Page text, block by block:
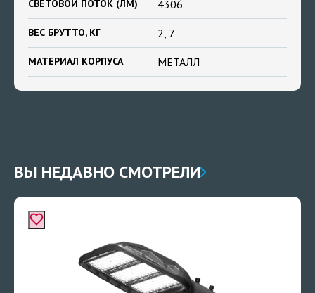
СВЕТОВОЙ ПОТОК (ЛМ) 4306
ВЕС БРУТТО, КГ 2, 7
МАТЕРИАЛ КОРПУСА МЕТАЛЛ
ВЫ НЕДАВНО СМОТРЕЛИ